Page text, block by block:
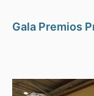
Gala Premios